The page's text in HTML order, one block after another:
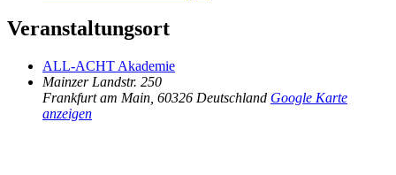
Veranstaltungsort
ALL-ACHT Akademie
Mainzer Landstr. 250
Frankfurt am Main 60326 Deutschland Google Karte
anzeigen